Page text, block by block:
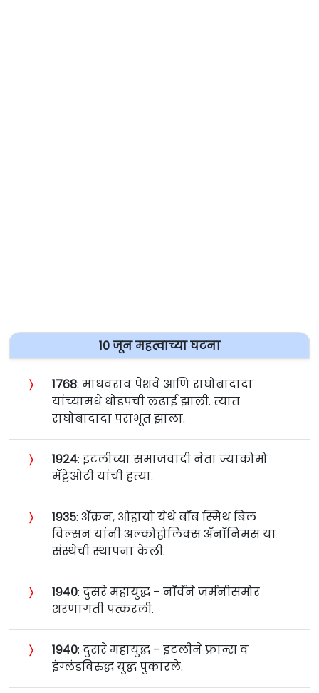
१० जून महत्वाच्या घटना
〉 १७६८: माधवराव पेशवे आणि राघोबादादा
यांच्यामधे धोडपची लढाई झाली. त्यात
राघोबादादा पराभूत झाला.
〉 १९२४: इटलीच्या समाजवादी नेता ज्याकोमो
मॅट्टेओटी यांची हत्या.
〉 १९३५: अ‍ॅक्रन, ओहायो येथे बॉब स्मिथ बिल
विल्सन यांनी अल्कोहोलिक्स अ‍ॅनॉनिमस या
संस्थेची स्थापना केली.
〉 १९४०: दुसरे महायुद्ध – नॉर्वेने जर्मनीसमोर
शरणागती पत्करली.
〉 १९४०: दुसरे महायुद्ध – इटलीने फ्रान्स व
इंग्लंडविरुद्ध युद्ध पुकारले.